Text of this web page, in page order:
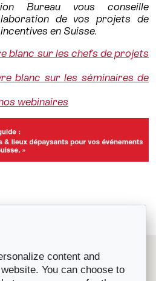
Bureau vous conseille
de vos projets de
en Suisse.
blanc sur les chefs de projets
blanc sur les séminaires de
webinaires
- Le...
(SCIB) est une organisation
qui représente les principales
de congrès, séminaires et
content and
You can choose to